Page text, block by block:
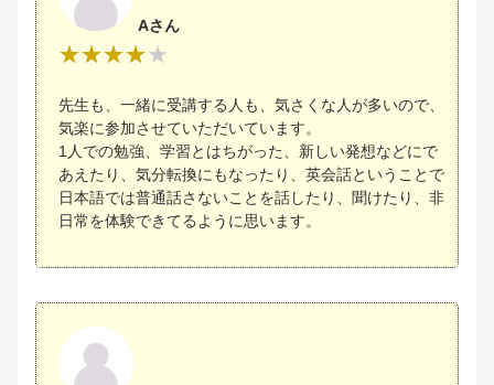
Aさん
先生も、一緒に受講する人も、気さくな人が多いので、
気楽に参加させていただいています。
1人での勉強、学習とはちがった、新しい発想などにで
あえたり、気分転換にもなったり、英会話ということで
日本語では普通話さないことを話したり、聞けたり、非
日常を体験できてるように思います。